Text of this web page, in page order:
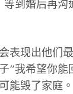
到婚后再
现出他们
“我希望你
能毁了家庭。